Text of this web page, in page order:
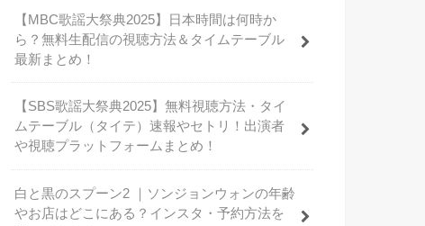
【MBC歌謡大祭典2025】日本時間は何時か
ら？無料生配信の視聴方法＆タイムテーブル
最新まとめ！
【SBS歌謡大祭典2025】無料視聴方法・タイ
ムテーブル（タイテ）速報やセトリ！出演者
や視聴プラットフォームまとめ！
白と黒のスプーン2 ｜ソンジョンウォンの年齢
やお店はどこにある？インスタ・予約方法を